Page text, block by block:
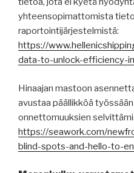
yhteensopimattomista
raportointijärjestelmistä:
https://
data-to-unlock-efficiency-
Hinaajan mastoon
avustaa päällikköä
onnettomuuksien
https://seawork.com/
blind-spots-and-hello-to-